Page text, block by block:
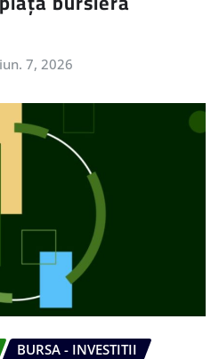
iun. 7, 2026
BURSA - INVESTITII